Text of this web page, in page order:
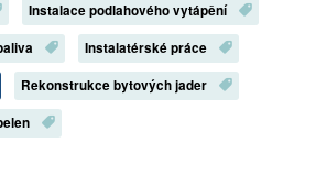
Instalace podlahového vytápění
Instalatérské práce
Rekonstrukce bytových jader